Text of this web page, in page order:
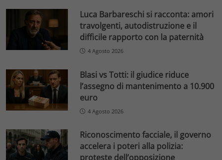
Luca Barbareschi si racconta: amori
travolgenti, autodistruzione e il
difficile rapporto con la paternità
4 Agosto 2026
Blasi vs Totti: il giudice riduce
l’assegno di mantenimento a 10.900
euro
4 Agosto 2026
Riconoscimento facciale, il governo
accelera i poteri alla polizia:
proteste dell’opposizione